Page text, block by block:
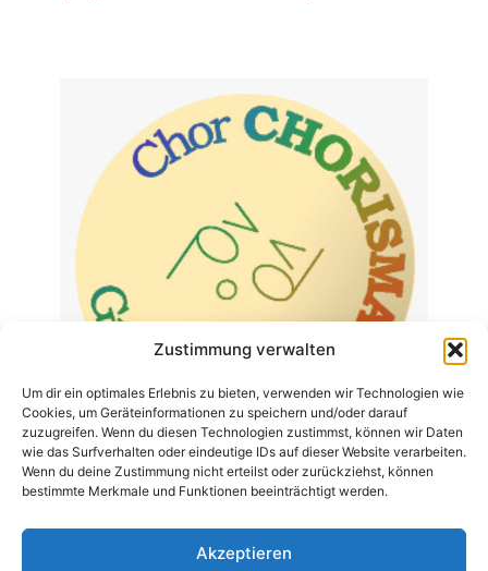
Zustimmung verwalten
Um dir ein optimales Erlebnis zu bieten, verwenden wir Technologien wie
Cookies, um Geräteinformationen zu speichern und/oder darauf
zuzugreifen. Wenn du diesen Technologien zustimmst, können wir Daten
wie das Surfverhalten oder eindeutige IDs auf dieser Website verarbeiten.
Wenn du deine Zustimmung nicht erteilst oder zurückziehst, können
bestimmte Merkmale und Funktionen beeinträchtigt werden.
Akzeptieren
Chorisma Greifswald
und Pflege ihrer Webseite